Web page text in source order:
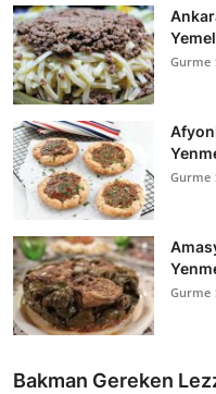
Mutfak Sırları &
Gıda Sözlüğü & Nedir?
Yemek Tarifleri & Menüler
Gurme
Gurme
Gurme
Bakman Gereken